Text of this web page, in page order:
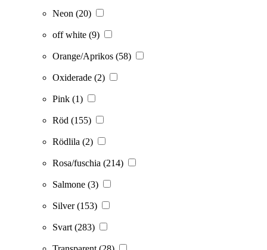
Neon (20)
off white (9)
Orange/Aprikos (58)
Oxiderade (2)
Pink (1)
Röd (155)
Rödlila (2)
Rosa/fuschia (214)
Salmone (3)
Silver(153)
Svart (283)